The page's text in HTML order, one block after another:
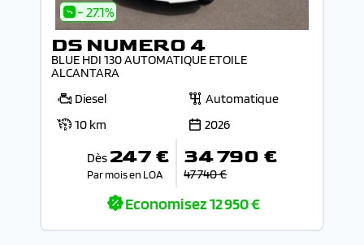
- 27.1%
DS NUMERO 4
BLUE HDI 130 AUTOMATIQUE ETOILE
ALCANTARA
Diesel
Automatique
10 km
2026
Dès 247 €
Par mois en LOA
34 790 €
47 740 €
Economisez12 950 €